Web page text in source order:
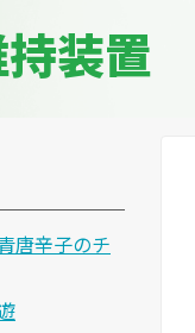
装置
唐辛子のチ